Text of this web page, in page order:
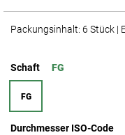
Packungsinhalt: 6 Stück |
Schaft FG
FG
Durchmesser ISO-Code